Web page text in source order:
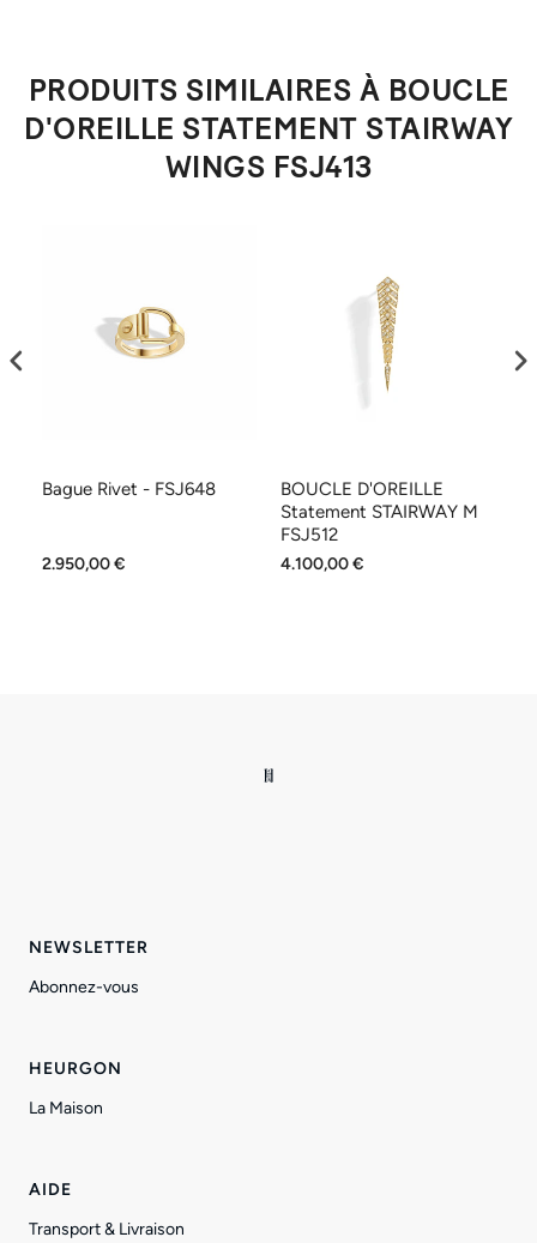
PRODUITS SIMILAIRES À BOUCLE
D'OREILLE STATEMENT STAIRWAY
WINGS FSJ413
Bague Rivet - FSJ648
2.950,00 €
BOUCLE D'OREILLE
Statement STAIRWAY M
FSJ512
4.100,00 €
NEWSLETTER
Abonnez-vous
HEURGON
La Maison
AIDE
Transport & Livraison